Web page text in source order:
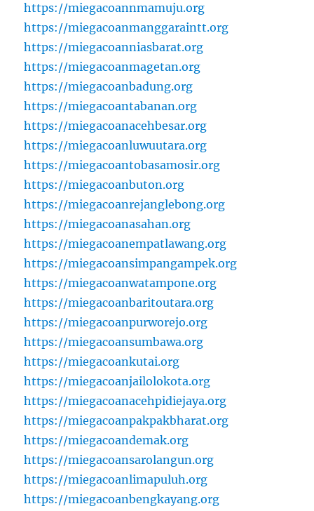
https://miegacoannmamuju.org
https://miegacoanmanggaraintt.org
https://miegacoanniasbarat.org
https://miegacoanmagetan.org
https://miegacoanbadung.org
https://miegacoantabanan.org
https://miegacoanacehbesar.org
https://miegacoanluwuutara.org
https://miegacoantobasamosir.org
https://miegacoanbuton.org
https://miegacoanrejanglebong.org
https://miegacoanasahan.org
https://miegacoanempatlawang.org
https://miegacoansimpangampek.org
https://miegacoanwatampone.org
https://miegacoanbaritoutara.org
https://miegacoanpurworejo.org
https://miegacoansumbawa.org
https://miegacoankutai.org
https://miegacoanjailolokota.org
https://miegacoanacehpidiejaya.org
https://miegacoanpakpakbharat.org
https://miegacoandemak.org
https://miegacoansarolangun.org
https://miegacoanlimapuluh.org
https://miegacoanbengkayang.org